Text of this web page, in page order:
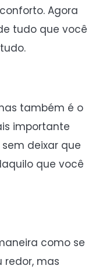
Agora
tudo que você
também é o
importante
deixar que
que você
como se
redor, mas